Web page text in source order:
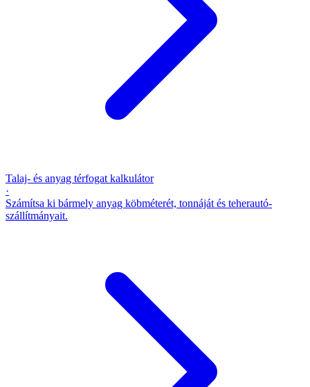
Talaj- és anyag térfogat kalkulátor
·
Számítsa ki bármely anyag köbméterét, tonnáját és teherautó-
szállítmányait.